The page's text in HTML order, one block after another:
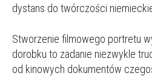
dystans do twórczości
Stworzenie filmowego portretu
dorobku to zadanie niezwykle
od kinowych dokumentów